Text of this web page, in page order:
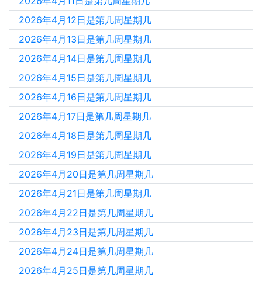
2026年4月12日是第几周星期几
2026年4月13日是第几周星期几
2026年4月14日是第几周星期几
2026年4月15日是第几周星期几
2026年4月16日是第几周星期几
2026年4月17日是第几周星期几
2026年4月18日是第几周星期几
2026年4月19日是第几周星期几
2026年4月20日是第几周星期几
2026年4月21日是第几周星期几
2026年4月22日是第几周星期几
2026年4月23日是第几周星期几
2026年4月24日是第几周星期几
2026年4月25日是第几周星期几